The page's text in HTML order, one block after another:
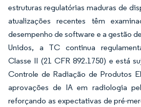
estruturas regulatórias maduras de
atualizações recentes têm
desempenho de software e a gestão
Unidos, a TC continua
Classe II (21 CFR 892.1750) e está
Controle de Radiação de Produtos
aprovações de IA em radiologia
reforçando as expectativas de pré-